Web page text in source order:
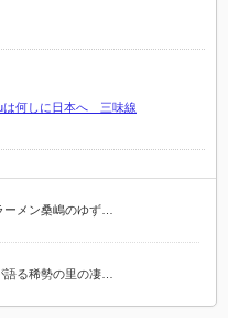
は何しに日本へ 三味線
ーメン桑嶋のゆず…
る稀勢の里の凄…